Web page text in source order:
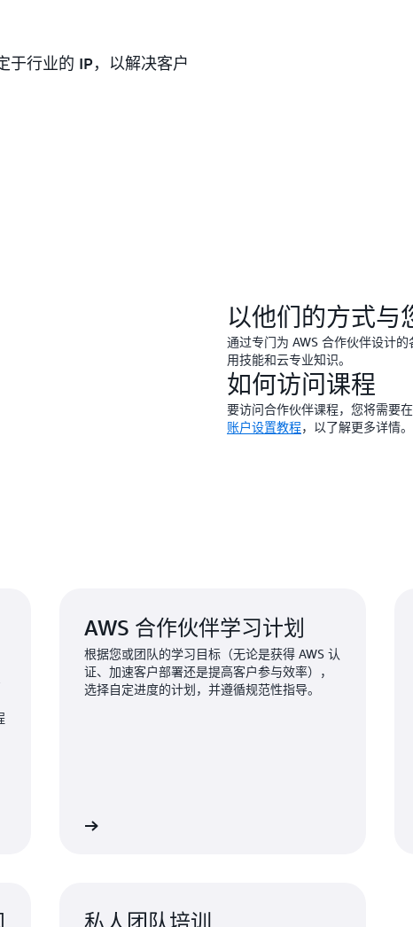
于行业的 IP，以解决客户
以他们的方式与
通过专门为 AWS 合作伙伴设计
用技能和云专业知识。
如何访问课程
要访问合作伙伴课程，您将需要
账户设置教程，以了解更多详情。
AWS 合作伙伴学习计划
根据您或团队的学习目标（无论是获得 AWS 认
证、加速客户部署还是提高客户参与效率），
选择自定进度的计划，并遵循规范性指导。
私人团队培训